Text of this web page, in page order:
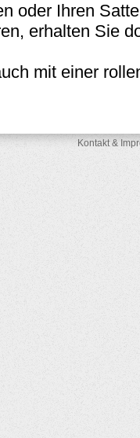
oder Ihren
erhalten Sie
mit einer
Kontakt &